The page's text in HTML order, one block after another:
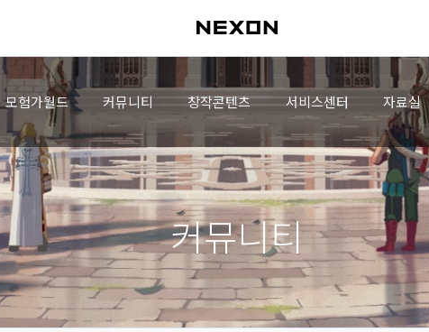
모험가월드 커뮤니티 창작콘텐츠 서비스센터 자료실
커뮤니티